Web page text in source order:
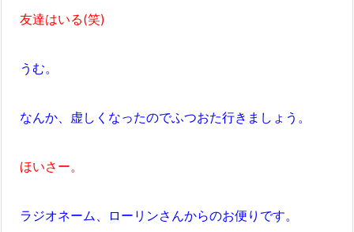
友達はいる(笑)
うむ。
なんか、虚しくなったのでふつおた行きましょう。
ほいさー。
ラジオネーム、ローリンさんからのお便りです。